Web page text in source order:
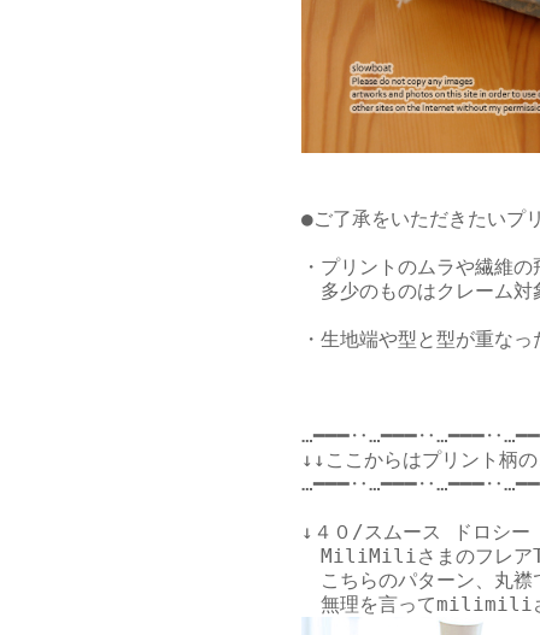
●ご了承をいただきたいプ
・プリントのムラや繊維
多少のものはクレーム対
・生地端や型と型が重な
↓↓ここからはプリント柄
↓４０/スムース ドロシー
MiliMiliさまのフレア
こちらのパターン、丸襟